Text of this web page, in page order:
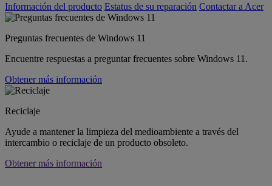
Información del producto Estatus de su reparación Contactar a Acer
Preguntas frecuentes de Windows 11
Encuentre respuestas a preguntar frecuentes sobre Windows 11.
Obtener más información
Reciclaje
Ayude a mantener la limpieza del medioambiente a través del
intercambio o reciclaje de un producto obsoleto.
Obtener más información